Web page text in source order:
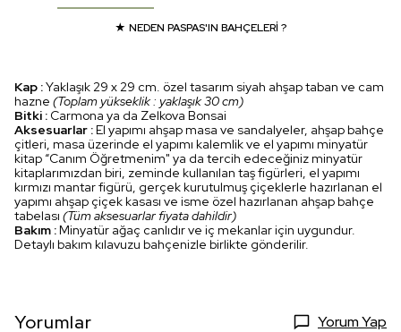
★ NEDEN PASPAS'IN BAHÇELERİ ?
Kap :Yaklaşık 29 x 29 cm. özel tasarım siyah ahşap taban ve cam
hazne (Toplam yükseklik : yaklaşık 30 cm)
Bitki : Carmona ya da Zelkova Bonsai
Aksesuarlar :El yapımı ahşap masa ve sandalyeler, ahşap bahçe
çitleri, masa üzerinde el yapımı kalemlik ve el yapımı minyatür
kitap “Canım Öğretmenim" ya da tercih edeceğiniz minyatür
kitaplarımızdan biri, zeminde kullanılan taş figürleri, el yapımı
kırmızı mantar figürü, gerçek kurutulmuş çiçeklerle hazırlanan el
yapımı ahşap çiçek kasası ve isme özel hazırlanan ahşap bahçe
tabelası (Tüm aksesuarlar fiyata dahildir)
Bakım :Minyatür ağaç canlıdır ve iç mekanlar için uygundur.
Detaylı bakım kılavuzu bahçenizle birlikte gönderilir.
Yorumlar Yorum Yap